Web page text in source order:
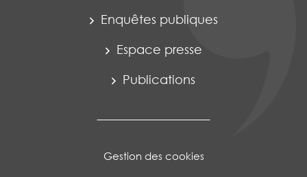
Enquêtes publiques
Espace presse
Publications
Gestion des cookies